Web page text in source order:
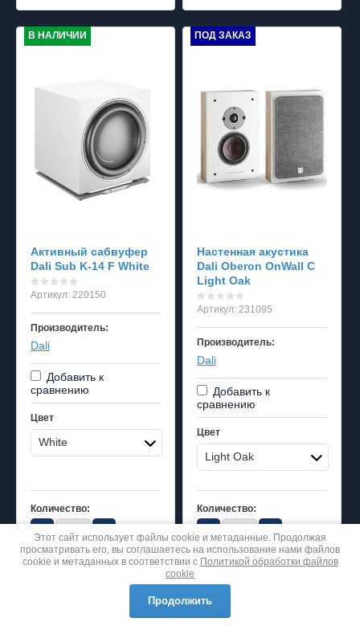
В НАЛИЧИИ
Активный сабвуфер
Dali Sub K-14 F White
Артикул: 220150
Производитель:
Dali
Добавить к
сравнению
Цвет
White
Количество:
− +
ПОД ЗАКАЗ
Настенная акустика
Dali Oberon OnWall C
Light Oak
Артикул:231095
Производитель:
Dali
Добавить к
сравнению
Цвет
Light Oak
Количество:
− +
153790
115390
Этот сайт использует файлы cookie и метаданные. Продолжая
просматривать его, вы соглашаетесь на использование нами файлов
cookie и метаданных в соответствии с Политикой обработки файлов
cookie
Продолжить